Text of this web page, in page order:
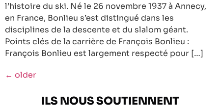
l’histoire du ski. Né le 26 novembre 1937 à Annecy,
en France, Bonlieu s’est distingué dans les
disciplines de la descente et du slalom géant.
Points clés de la carrière de François Bonlieu :
François Bonlieu est largement respecté pour […]
← older
ILS NOUS SOUTIENNENT